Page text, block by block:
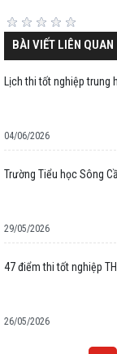
BÀI VIẾT LIÊN QUAN
Lịch thi tốt nghiệp
04/06/2026
Trường Tiểu học Sông
29/05/2026
47 điểm thi tốt nghiệp
26/05/2026